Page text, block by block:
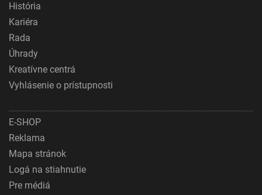
História
Kariéra
Rada
Úhrady
Kreatívne centrá
Vyhlásenie o prístupnosti
E-SHOP
Reklama
Mapa stránok
Logá na stiahnutie
Pre médiá